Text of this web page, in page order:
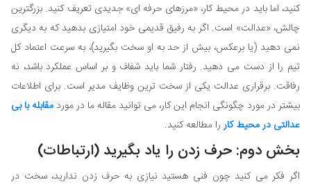
کنید، اما باید در محیط کار، «مرزهای حرفه ای» جدیدی تعریف کنید. بزرگترین
چالش، «عدالت» است. اگر به رفیق قدیمی خود امتیازی بدهید که به دیگری
نمی دهید (یا برعکس، بیش از حد به او سخت بگیرید)، به سرعت اعتماد کل
تیم را از دست می دهید. رفتار شما باید شفاف و بر اساس عملکرد باشد، نه
رفاقت. برقراری عدالت یکی از سخت ترین وظایف مدیر است. برای اطلاعات
بیشتر در مورد چگونگی انجام این کار، می توانید مقاله ما در مورد مقابله با بی
عدالتی در محیط کاررا مطالعه کنید.
بخش دوم: حرف زدن را یاد بگیرید (ارتباطات)
اگر فکر می کنید چون فنی هستید نیازی به حرف زدن ندارید، سخت در